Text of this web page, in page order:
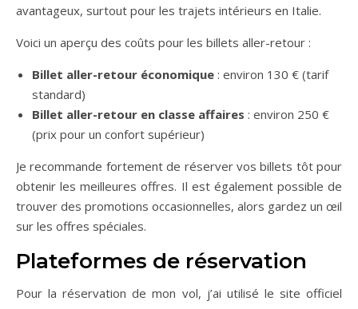
avantageux, surtout pour les trajets intérieurs en Italie.
Voici un aperçu des coûts pour les billets aller-retour :
Billet aller-retour économique : environ 130 € (tarif
standard)
Billet aller-retour en classe affaires : environ 250 €
(prix pour un confort supérieur)
Je recommande fortement de réserver vos billets tôt pour
obtenir les meilleures offres. Il est également possible de
trouver des promotions occasionnelles, alors gardez un œil
sur les offres spéciales.
Plateformes de réservation
Pour la réservation de mon vol, j’ai utilisé le site officiel